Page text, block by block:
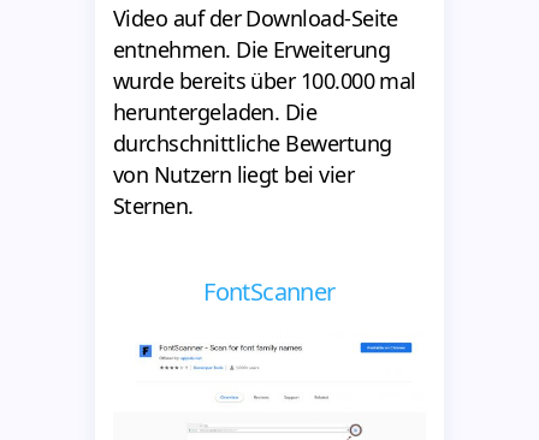
Video auf der Download-Seite
entnehmen. Die Erweiterung
wurde bereits über 100.000 mal
heruntergeladen. Die
durchschnittliche Bewertung
von Nutzern liegt bei vier
Sternen.
FontScanner